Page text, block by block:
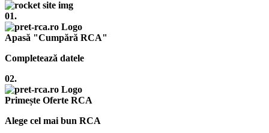
01.
Apasă "Cumpără RCA"
Completează datele
02.
Primește Oferte RCA
Alege cel mai bun RCA